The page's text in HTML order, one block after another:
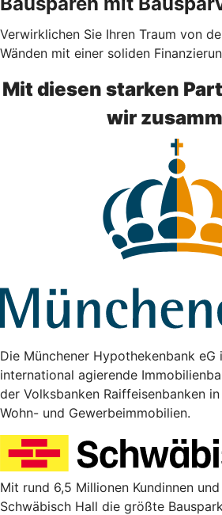
Verwirklichen Sie Ihren Traum von
Wänden mit einer soliden
Mit diesen starken
wir
Die Münchener Hypothekenbank eG
international agierende
der Volksbanken Raiffeisenbanken
Wohn- und Gewerbeimmobilien.
Mit rund 6,5 Millionen Kundinnen
Schwäbisch Hall die größte